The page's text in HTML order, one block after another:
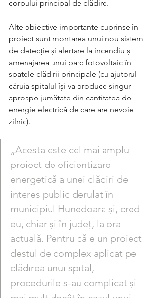
corpului principal de clădire.
Alte obiective importante cuprinse în
proiect sunt montarea unui nou sistem
de detecţie şi alertare la incendiu şi
amenajarea unui parc fotovoltaic în
spatele clădirii principale (cu ajutorul
căruia spitalul îşi va produce singur
aproape jumătate din cantitatea de
energie electrică de care are nevoie
zilnic).
„Acesta este cel mai amplu
proiect de eficientizare
energetică a unei clădiri de
interes public derulat în
municipiul Hunedoara şi, cred
eu, chiar şi în judeţ, la ora
actuală. Pentru că e un proiect
destul de complex aplicat pe
clădirea unui spital,
procedurile s-au complicat şi